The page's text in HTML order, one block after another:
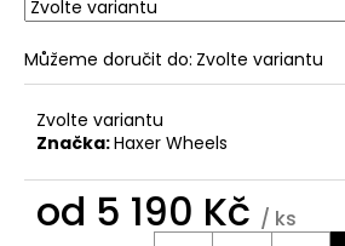
Můžeme doručit do: Zvolte variantu
Zvolte variantu
Značka:Haxer Wheels
od 5 190 Kč / ks
HLEDAT
D
o
p
o